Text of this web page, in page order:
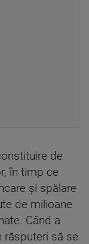
de
în timp ce
și spălare
de milioane
Când a
răsputeri să se